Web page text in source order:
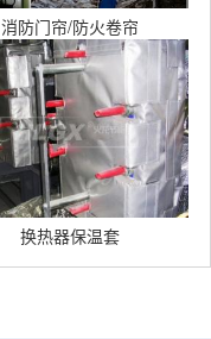
消防门帘/防火卷帘
换热器保温套